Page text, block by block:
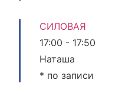
СИЛОВАЯ
17:00 - 17:50
Наташа
* по записи